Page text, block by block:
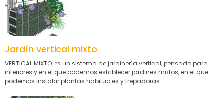
Jardín vertical mixto
VERTICAL MIXTO, es un sistema de jardinería vertical, pensado para
interiores y en el que podemos establecer jardines mixtos, en el que
podemos instalar plantas habituales y trepadoras.